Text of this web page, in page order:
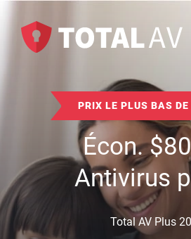
PRIX LE PLUS BAS DE
Écon.$80
Antivirus
Total AV Plus